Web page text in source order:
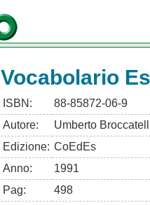
Vocabolario
ISBN:
88-85872-06-9
Autore:
Umberto
Edizione: CoEdEs
Anno:
1991
Pag:
498